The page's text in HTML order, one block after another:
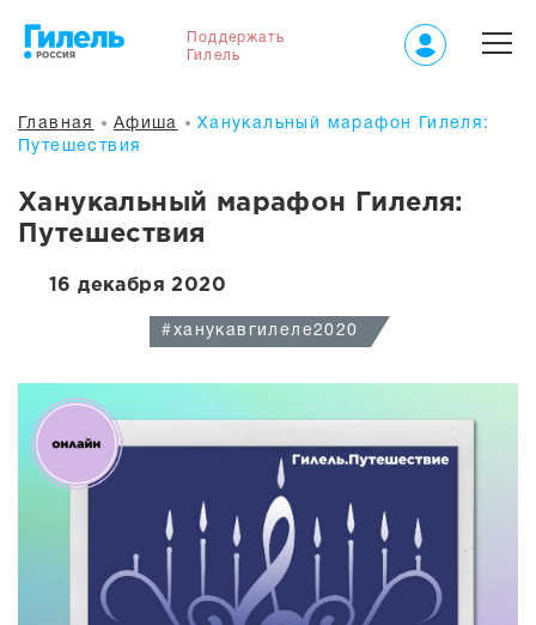
Поддержать
Гилель
Главная Афиша
Ханукальный марафон Гилеля:
Путешествия
Ханукальный марафон Гилеля:
Путешествия
16 декабря 2020
#ханукавгилеле2020